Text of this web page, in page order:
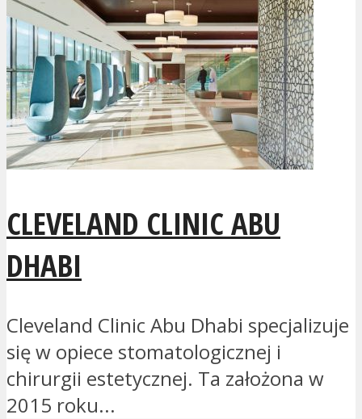
CLEVELAND CLINIC ABU
DHABI
Cleveland Clinic Abu Dhabi specjalizuje
się w opiece stomatologicznej i
chirurgii estetycznej. Ta założona w
2015 roku...